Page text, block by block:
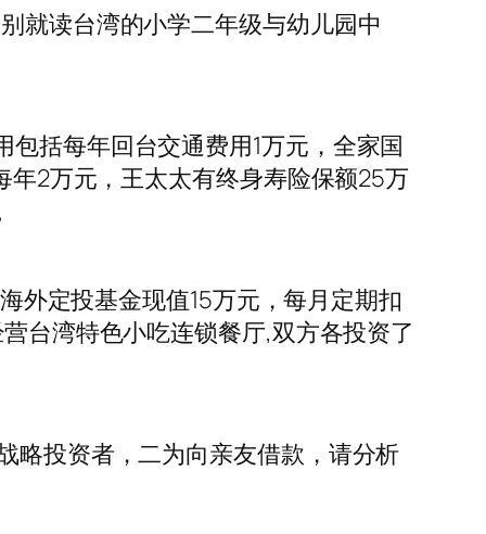
就读台湾的小学二年级与幼儿园中
括每年回台交通费用1万元，全家国
2万元，王太太有终身寿险保额25万
外定投基金现值15万元，每月定期扣
台湾特色小吃连锁餐厅,双方各投资了
略投资者，二为向亲友借款，请分析